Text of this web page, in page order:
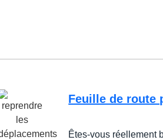
Feuille de route
Êtes-vous réellement